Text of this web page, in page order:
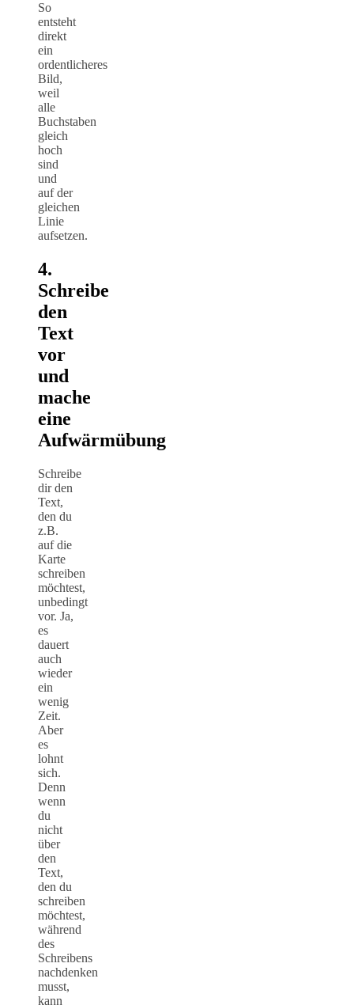
So
entsteht
direkt
ein
ordentlicheres
Bild,
weil
alle
Buchstaben
gleich
hoch
sind
und
auf der
gleichen
Linie
aufsetzen.
4.
Schreibe
den
Text
vor
und
mache
eine
Aufwärmübung
Schreibe
dir den
Text,
den du
z.B.
auf die
Karte
schreiben
möchtest,
unbedingt
vor. Ja,
es
dauert
auch
wieder
ein
wenig
Zeit.
Aber
es
lohnt
sich.
Denn
wenn
du
nicht
über
den
Text,
den du
schreiben
möchtest,
während
des
Schreibens
nachdenken
musst,
kann